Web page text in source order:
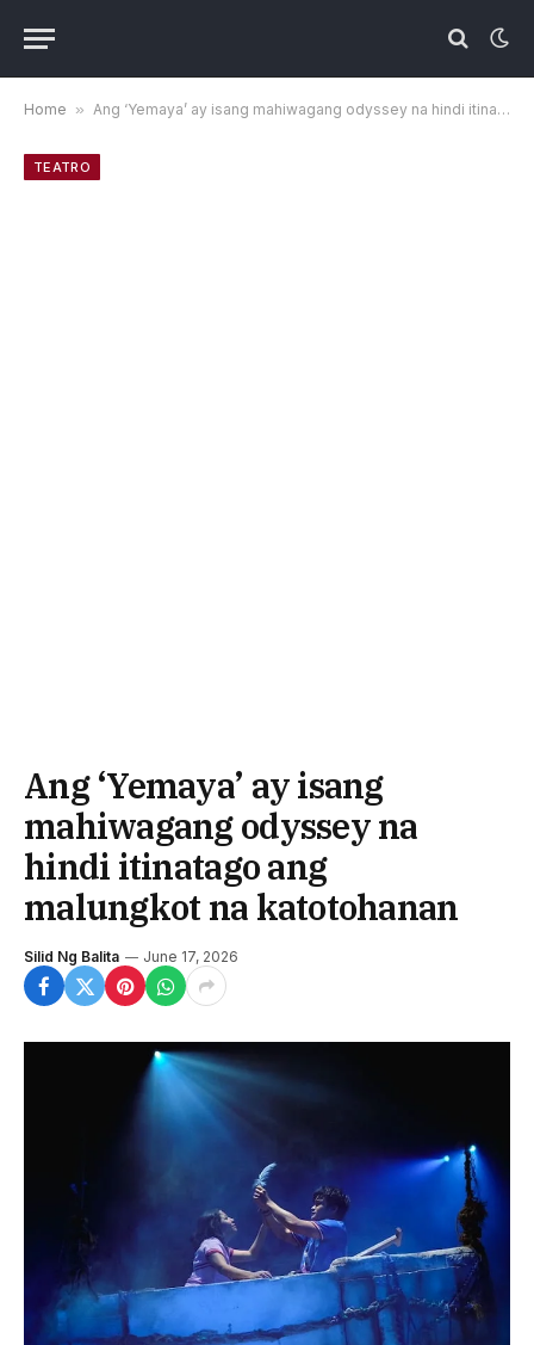
Home » Ang ‘Yemaya’ ay isang mahiwagang odyssey na hindi itinatago ang malungkot na katotohanan
TEATRO
Ang ‘Yemaya’ ay isang
mahiwagang odyssey na
hindi itinatago ang
malungkot na katotohanan
Silid Ng Balita June 17, 2026